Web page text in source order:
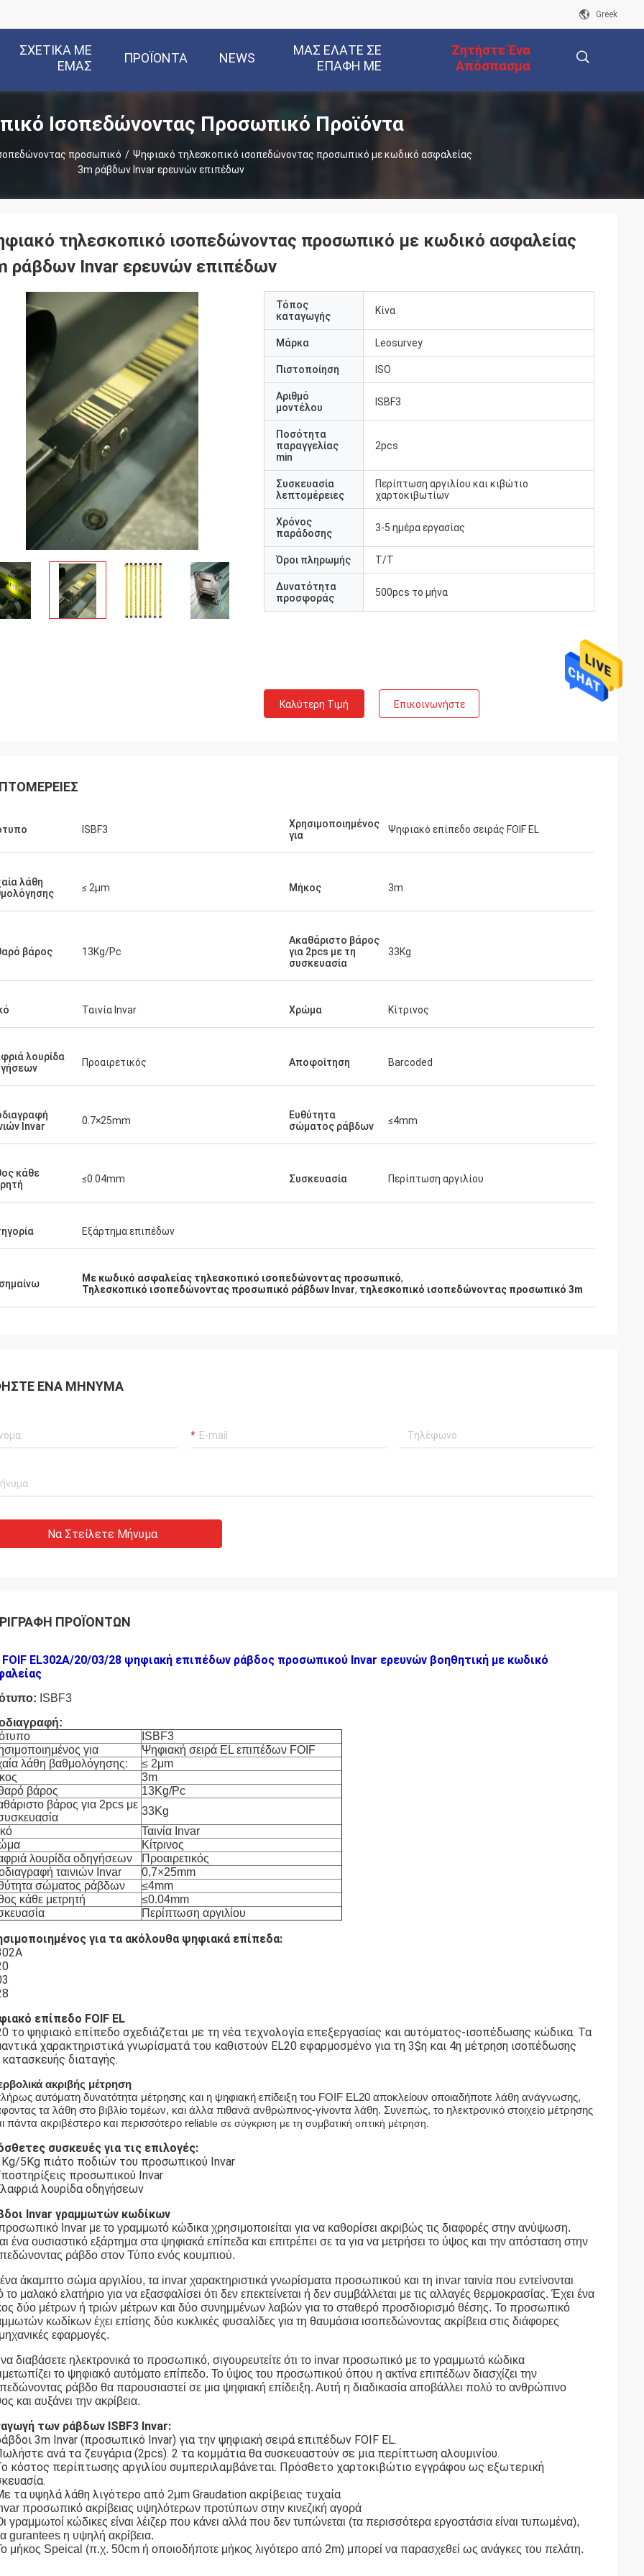
Greek
ΣΧΕΤΙΚΆ ΜΕ
ΕΜΆΣ
ΠΡΟΪΌΝΤΑ NEWS
ΜΑΣ ΕΛΆΤΕ ΣΕ
ΕΠΑΦΉ ΜΕ
Ζητήστε Ένα
Απόσπασμα
Ισοπεδώνοντας Προσωπικό Προϊόντα
προσωπικό / Ψηφιακό τηλεσκοπικό ισοπεδώνοντας προσωπικό με κωδικό ασφαλείας
3m ράβδων Invar ερευνών επιπέδων
τηλεσκοπικό ισοπεδώνοντας προσωπικό με κωδικό ασφαλείας
ράβδων Invar ερευνών επιπέδων
Τόπος
καταγωγής
Κίνα
Μάρκα Leosurvey
Πιστοποίηση ISO
Αριθμό
μοντέλου
ISBF3
Ποσότητα
παραγγελίας
min
2pcs
Συσκευασία
λεπτομέρειες
Περίπτωση αργιλίου και κιβώτιο
χαρτοκιβωτίων
Χρόνος
παράδοσης
3-5 ημέρα εργασίας
Όροι πληρωμής T/T
Δυνατότητα
προσφοράς
500pcs το μήνα
Καλύτερη Τιμή Επικοινωνήστε
ISBF3
Χρησιμοποιημένος
για
Ψηφιακό επίπεδο σειράς FOIF EL
λάθη
≤ 2μm Μήκος 3m
βάρος 13Kg/Pc
Ακαθάριστο βάρος
για 2pcs με τη
συσκευασία
33Kg
Ταινία Invar Χρώμα Κίτρινος
λουρίδα
Προαιρετικός Αποφοίτηση Barcoded
Invar
0.7×25mm
Ευθύτητα
σώματος ράβδων
≤4mm
κάθε
≤0.04mm Συσκευασία Περίπτωση αργιλίου
Εξάρτημα επιπέδων
Με κωδικό ασφαλείας τηλεσκοπικό ισοπεδώνοντας προσωπικό,
Τηλεσκοπικό ισοπεδώνοντας προσωπικό ράβδων Invar, τηλεσκοπικό ισοπεδώνοντας προσωπικό 3m
ΈΝΑ ΜΉΝΥΜΑ
Να Στείλετε Μήνυμα
ΠΡΟΪΌΝΤΩΝ
FOIF EL302A/20/03/28 ψηφιακή επιπέδων ράβδος προσωπικού Invar ερευνών βοηθητική με κωδικό
ISBF3
ISBF3
για
Ψηφιακή σειρά EL επιπέδων FOIF
λάθη βαθμολόγησης:
≤ 2μm
3m
βάρος
13Kg/Pc
βάρος για 2pcs με
33Kg
Ταινία Invar
Κίτρινος
λουρίδα οδηγήσεων
Προαιρετικός
ταινιών Invar
0,7×25mm
σώματος ράβδων
≤4mm
κάθε μετρητή
≤0.04mm
Περίπτωση αργιλίου
για τα ακόλουθα ψηφιακά επίπεδα:
επίπεδο FOIF EL
το ψηφιακό επίπεδο σχεδιάζεται με τη νέα τεχνολογία επεξεργασίας και αυτόματος-ισοπέδωσης κώδικα. Τα
χαρακτηριστικά γνωρίσματά του καθιστούν EL20 εφαρμοσμένο για τη 3$η και 4η μέτρηση ισοπέδωσης
κατασκευής διαταγής.
ακριβής μέτρηση
αυτόματη δυνατότητα μέτρησης και η ψηφιακή επίδειξη του FOIF EL20 αποκλείουν οποιαδήποτε λάθη ανάγνωσης,
τα λάθη στο βιβλίο τομέων, και άλλα πιθανά ανθρώπινος-γίνοντα λάθη. Συνεπώς, το ηλεκτρονικό στοιχείο μέτρησης
πάντα ακριβέστερο και περισσότερο reliable σε σύγκριση με τη συμβατική οπτική μέτρηση.
συσκευές για τις επιλογές:
5Kg πιάτο ποδιών του προσωπικού Invar
προσωπικού Invar
λουρίδα οδηγήσεων
Invar γραμμωτών κωδίκων
Invar με το γραμμωτό κώδικα χρησιμοποιείται για να καθορίσει ακριβώς τις διαφορές στην ανύψωση.
ένα ουσιαστικό εξάρτημα στα ψηφιακά επίπεδα και επιτρέπει σε τα για να μετρήσει το ύψος και την απόσταση στην
ράβδο στον Τύπο ενός κουμπιού.
άκαμπτο σώμα αργιλίου, τα invar χαρακτηριστικά γνωρίσματα προσωπικού και τη invar ταινία που εντείνονται
το μαλακό ελατήριο για να εξασφαλίσει ότι δεν επεκτείνεται ή δεν συμβάλλεται με τις αλλαγές θερμοκρασίας. Έχει ένα
δύο μέτρων ή τριών μέτρων και δύο συνημμένων λαβών για το σταθερό προσδιορισμό θέσης. Το προσωπικό
κωδίκων έχει επίσης δύο κυκλικές φυσαλίδες για τη θαυμάσια ισοπεδώνοντας ακρίβεια στις διάφορες
εφαρμογές.
να διαβάσετε ηλεκτρονικά το προσωπικό, σιγουρευτείτε ότι το invar προσωπικό με το γραμμωτό κώδικα
το ψηφιακό αυτόματο επίπεδο. Το ύψος του προσωπικού όπου η ακτίνα επιπέδων διασχίζει την
ράβδο θα παρουσιαστεί σε μια ψηφιακή επίδειξη. Αυτή η διαδικασία αποβάλλει πολύ το ανθρώπινο
και αυξάνει την ακρίβεια.
των ράβδων ISBF3 Invar:
3m Invar (προσωπικό Invar) για την ψηφιακή σειρά επιπέδων FOIF EL.
ανά τα ζευγάρια (2pcs). 2 τα κομμάτια θα συσκευαστούν σε μια περίπτωση αλουμινίου.
κόστος περίπτωσης αργιλίου συμπεριλαμβάνεται. Πρόσθετο χαρτοκιβώτιο εγγράφου ως εξωτερική
τα υψηλά λάθη λιγότερο από 2μm Graudation ακρίβειας τυχαία
προσωπικό ακρίβειας υψηλότερων προτύπων στην κινεζική αγορά
γραμμωτοί κώδικες είναι λέιζερ που κάνει αλλά που δεν τυπώνεται (τα περισσότερα εργοστάσια είναι τυπωμένα),
gurantees η υψηλή ακρίβεια.
μήκος Speical (π.χ. 50cm ή οποιοδήποτε μήκος λιγότερο από 2m) μπορεί να παρασχεθεί ως ανάγκες του πελάτη.